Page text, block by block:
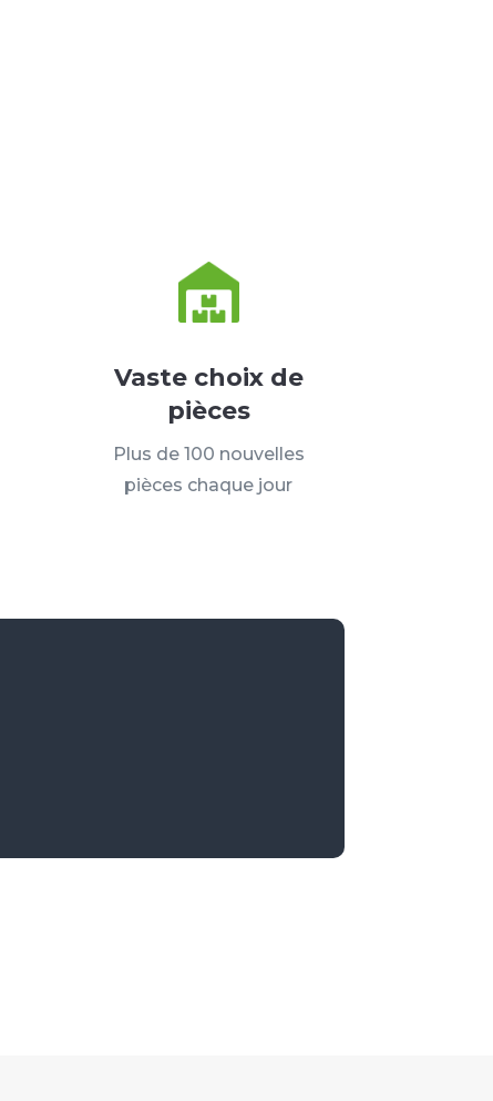
Vaste choix de
pièces
Plus de 100 nouvelles
pièces chaque jour